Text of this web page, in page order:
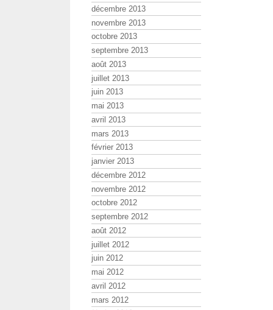
décembre 2013
novembre 2013
octobre 2013
septembre 2013
août 2013
juillet 2013
juin 2013
mai 2013
avril 2013
mars 2013
février 2013
janvier 2013
décembre 2012
novembre 2012
octobre 2012
septembre 2012
août 2012
juillet 2012
juin 2012
mai 2012
avril 2012
mars 2012